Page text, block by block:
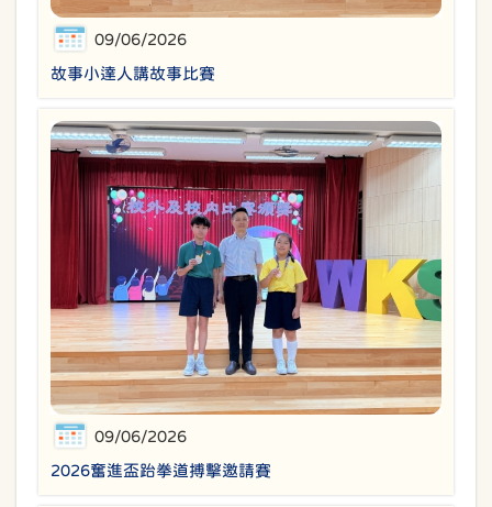
09/06/2026
故事小達人講故事比賽
09/06/2026
2026奮進盃跆拳道搏擊邀請賽